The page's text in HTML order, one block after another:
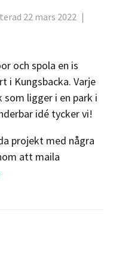
22 mars 2022 |
och spola en is
i Kungsbacka. Varje
som ligger i en park i
idé tycker vi!
projekt med några
att maila